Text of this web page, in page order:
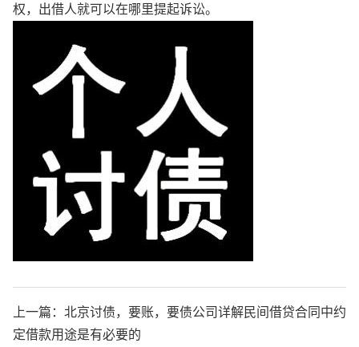
权，出借人就可以在哪里提起诉讼。
上一篇： 北京讨债，要账，要债公司详解民间借贷合同中约
定借款用途是有必要的